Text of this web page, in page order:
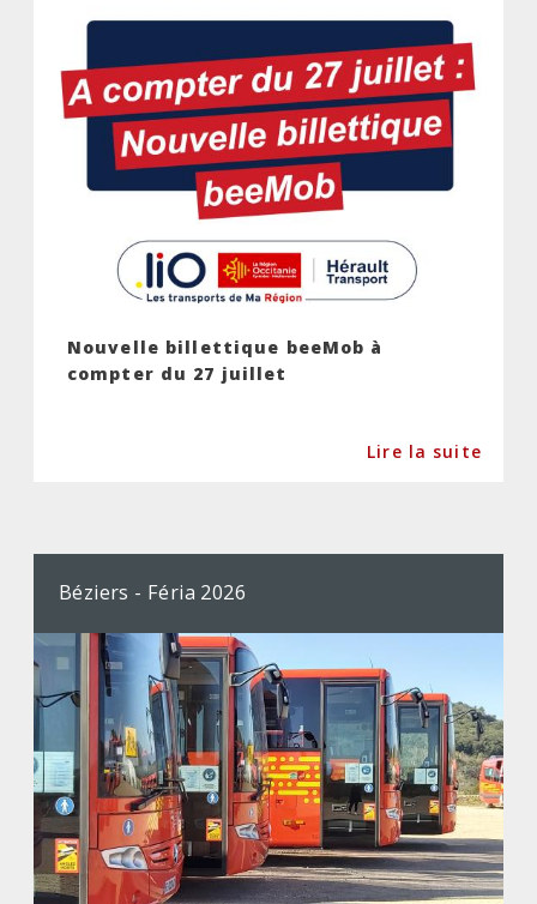
Nouvelle billettique beeMob à
compter du 27 juillet
Lire la suite
Béziers - Féria 2026